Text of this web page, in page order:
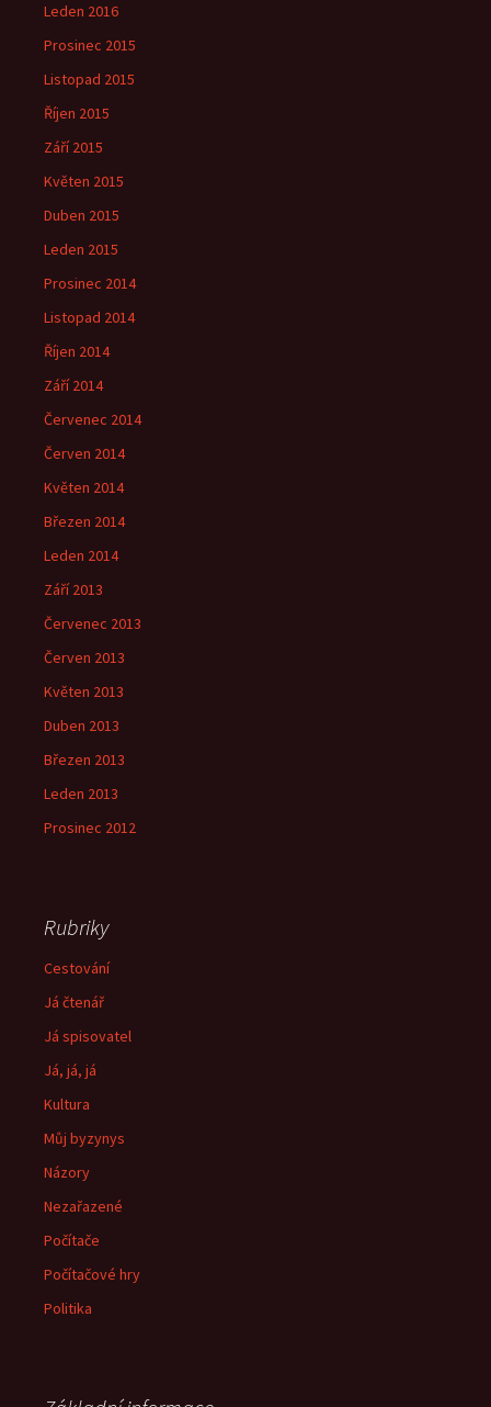
Leden 2016
Prosinec 2015
Listopad 2015
Říjen 2015
Září 2015
Květen 2015
Duben 2015
Leden 2015
Prosinec 2014
Listopad 2014
Říjen 2014
Září 2014
Červenec 2014
Červen 2014
Květen 2014
Březen 2014
Leden 2014
Září 2013
Červenec 2013
Červen 2013
Květen 2013
Duben 2013
Březen 2013
Leden 2013
Prosinec 2012
Rubriky
Cestování
Já čtenář
Já spisovatel
Já, já, já
Kultura
Můj byzynys
Názory
Nezařazené
Počítače
Počítačové hry
Politika